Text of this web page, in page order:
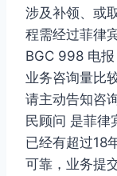
涉及补领、或
程需经过菲律
BGC 998 电
业务咨询量比
请主动告知咨
民顾问 是菲律
已经有超过18
可靠，业务提